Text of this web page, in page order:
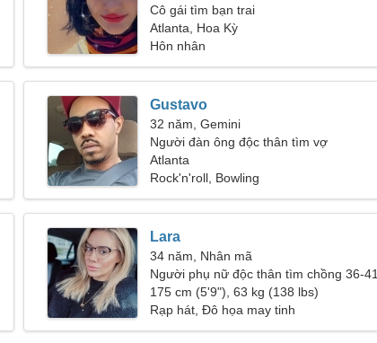
Cô gái tìm bạn trai
Atlanta, Hoa Kỳ
Hôn nhân
Gustavo
32 năm, Gemini
Người đàn ông độc thân tìm vợ
Atlanta
Rock'n'roll, Bowling
Lara
34 năm, Nhân mã
Người phụ nữ độc thân tìm chồng 36-41
175 cm (5'9"), 63 kg (138 lbs)
Rạp hát, Đô họa may tinh